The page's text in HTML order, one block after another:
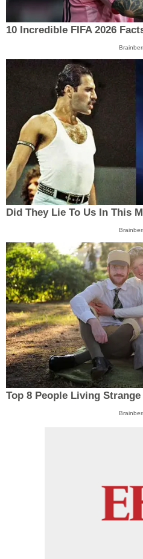
10 Incredible FIFA 2026
Did They Lie To Us In This
Top 8 People Living